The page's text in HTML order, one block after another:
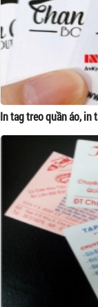
In tag treo quần áo,